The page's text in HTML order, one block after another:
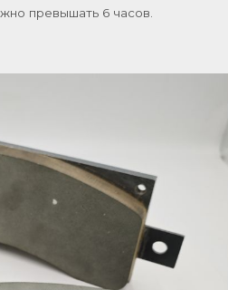
превышать 6 часов.